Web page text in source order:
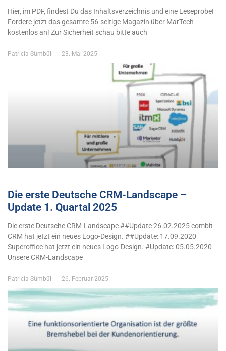
Hier, im PDF, findest Du das Inhaltsverzeichnis und eine Leseprobe!
Fordere jetzt das gesamte 56-seitige Magazin über MarTech
kostenlos an! Zur Sicherheit schau bitte auch
Patricia Sümbül 23. Mai 2025
Die erste Deutsche CRM-Landscape –
Update 1. Quartal 2025
Die erste Deutsche CRM-Landscape ##Update 26.02.2025 combit
CRM hat jetzt ein neues Logo-Design. ##Update: 17.09.2020
Superoffice hat jetzt ein neues Logo-Design. #Update: 05.05.2020
Unsere CRM-Landscape
Patricia Sümbül 26. Februar 2025